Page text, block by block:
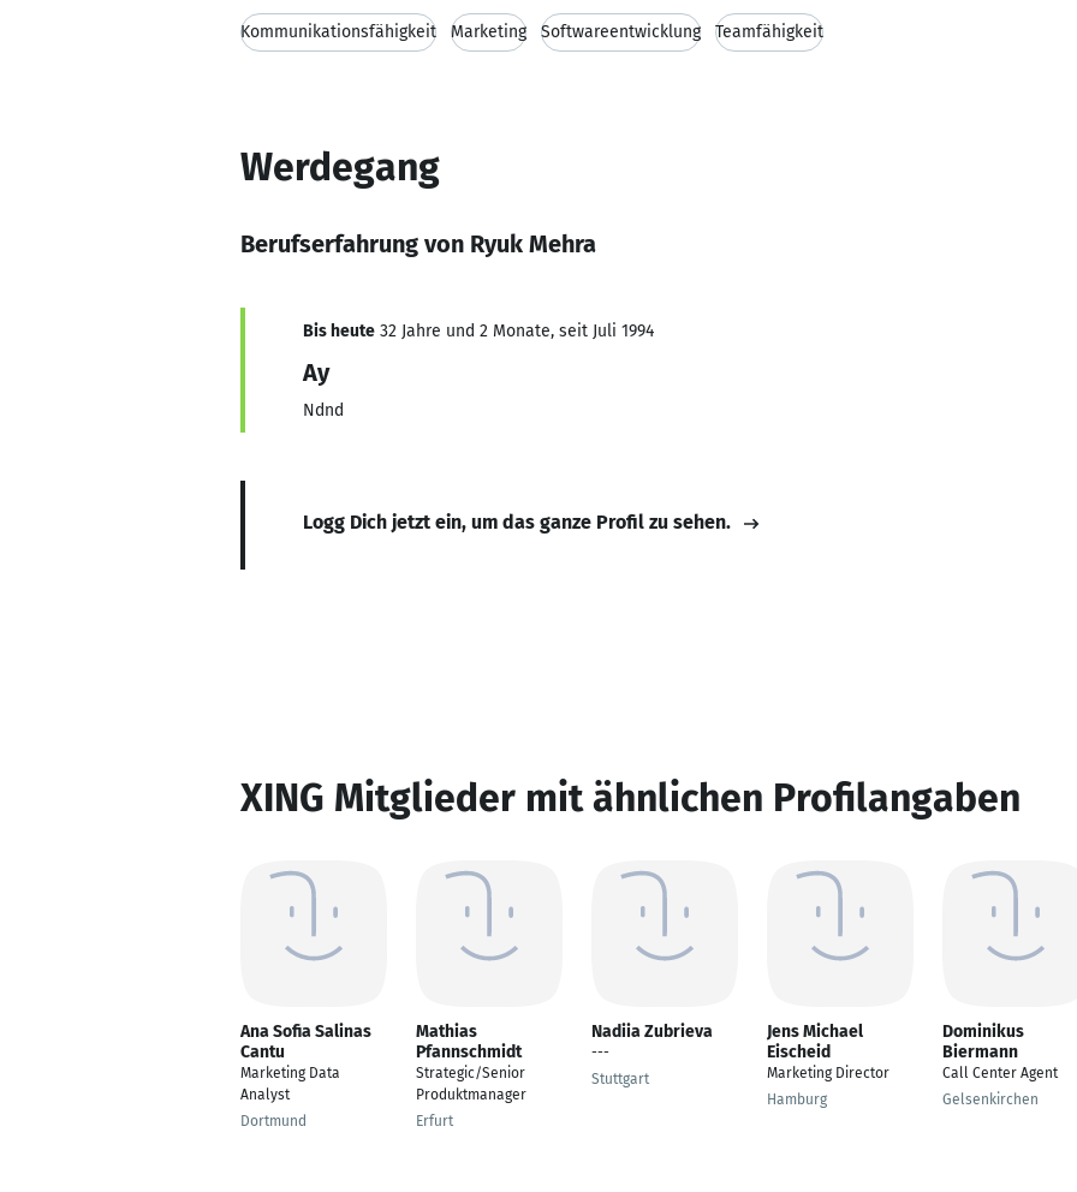
Kommunikationsfähigkeit Marketing Softwareentwicklung Teamfähigkeit
Werdegang
Berufserfahrung von Ryuk Mehra
Bis heute 32 Jahre und 2 Monate, seit Juli 1994
Ay
Ndnd
Logg Dich jetzt ein, um das ganze Profil zu sehen.
XING Mitglieder mit ähnlichen Profilangaben
Ana Sofia Salinas
Cantu
Marketing Data
Analyst
Dortmund
Mathias
Pfannschmidt
Strategic/Senior
Produktmanager
Erfurt
Nadiia Zubrieva
---
Stuttgart
Jens Michael
Eischeid
Marketing Director
Hamburg
Dominikus
Biermann
Call Center Agent
Gelsenkirchen